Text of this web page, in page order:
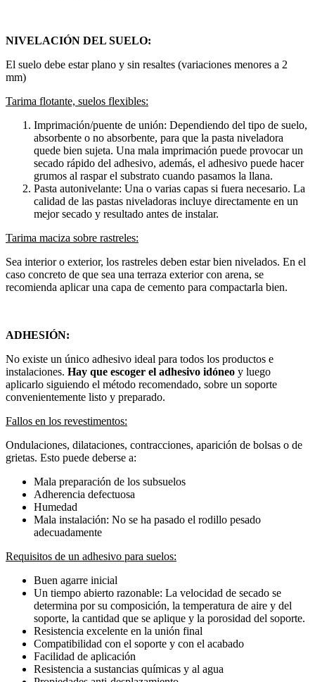
NIVELACIÓN DEL SUELO:
El suelo debe estar plano y sin resaltes (variaciones menores a 2
mm)
Tarima flotante, suelos flexibles:
Imprimación/puente de unión: Dependiendo del tipo de suelo,
absorbente o no absorbente, para que la pasta niveladora
quede bien sujeta. Una mala imprimación puede provocar un
secado rápido del adhesivo, además, el adhesivo puede hacer
grumos al raspar el substrato cuando pasamos la llana.
Pasta autonivelante: Una o varias capas si fuera necesario. La
calidad de las pastas niveladoras incluye directamente en un
mejor secado y resultado antes de instalar.
Tarima maciza sobre rastreles:
Sea interior o exterior, los rastreles deben estar bien nivelados. En el
caso concreto de que sea una terraza exterior con arena, se
recomienda aplicar una capa de cemento para compactarla bien.
ADHESIÓN:
No existe un único adhesivo ideal para todos los productos e
instalaciones. Hay que escoger el adhesivo idóneo y luego
aplicarlo siguiendo el método recomendado, sobre un soporte
convenientemente listo y preparado.
Fallos en los revestimentos:
Ondulaciones, dilataciones, contracciones, aparición de bolsas o de
grietas. Esto puede deberse a:
Mala preparación de los subsuelos
Adherencia defectuosa
Humedad
Mala instalación: No se ha pasado el rodillo pesado
adecuadamente
Requisitos de un adhesivo para suelos:
Buen agarre inicial
Un tiempo abierto razonable: La velocidad de secado se
determina por su composición, la temperatura de aire y del
soporte, la cantidad que se aplique y la porosidad del soporte.
Resistencia excelente en la unión final
Compatibilidad con el soporte y con el acabado
Facilidad de aplicación
Resistencia a sustancias químicas y al agua